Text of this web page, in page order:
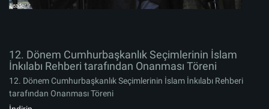
12. Dönem Cumhurbaşkanlık Seçimlerinin İslam
İnkılabı Rehberi tarafından Onanması Töreni
12. Dönem Cumhurbaşkanlık Seçimlerinin İslam İnkılabı Rehberi
tarafından Onanması Töreni